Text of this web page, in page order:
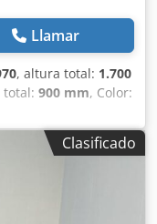
Llamar
, altura total: 1.700
total: 900 mm, Color:
1970
disponible: No -
de serie: CH -
1,4 kW -
900 mm x 1700
[kg]: 500 kg -
Clasificado